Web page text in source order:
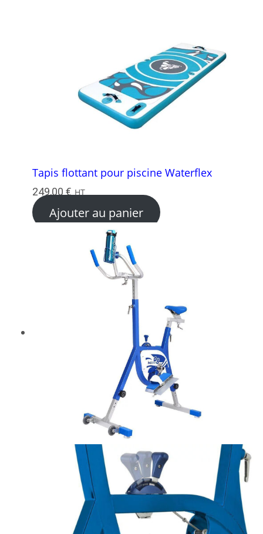
Tapis flottant pour piscine Waterflex
249,00€ HT
Ajouter au panier